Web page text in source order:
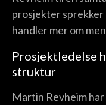
prosjekter
handler mer om
Prosjektledelse
struktur
Martin Revheim